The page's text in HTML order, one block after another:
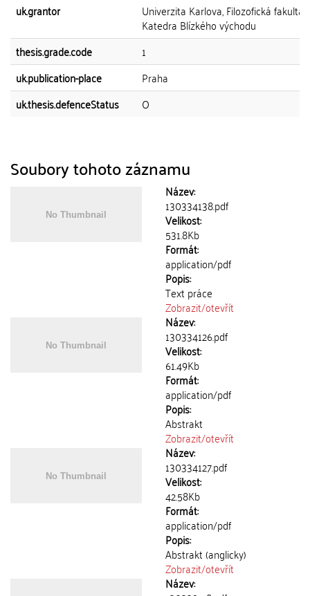
uk.grantor
Univerzita Karlova, Filozofická fakulta,
Katedra Blízkého východu
thesis.grade.code
1
uk.publication-place
Praha
uk.thesis.defenceStatus
O
Soubory tohoto záznamu
Název:
130334138.pdf
Velikost:
531.8Kb
Formát:
application/pdf
Popis:
Text práce
Zobrazit/otevřít
Název:
130334126.pdf
Velikost:
61.49Kb
Formát:
application/pdf
Popis:
Abstrakt
Zobrazit/otevřít
Název:
130334127.pdf
Velikost:
42.58Kb
Formát:
application/pdf
Popis:
Abstrakt (anglicky)
Zobrazit/otevřít
Název: